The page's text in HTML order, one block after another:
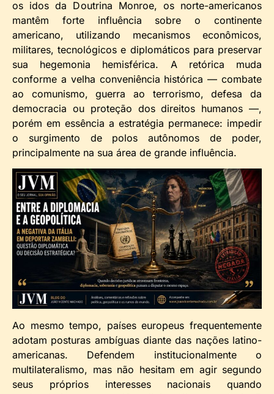
os idos da Doutrina Monroe, os norte-americanos
mantêm forte influência sobre o continente
americano, utilizando mecanismos econômicos,
militares, tecnológicos e diplomáticos para preservar
sua hegemonia hemisférica. A retórica muda
conforme a velha conveniência histórica — combate
ao comunismo, guerra ao terrorismo, defesa da
democracia ou proteção dos direitos humanos —,
porém em essência a estratégia permanece: impedir
o surgimento de polos autônomos de poder,
principalmente na sua área de grande influência.
Ao mesmo tempo, países europeus frequentemente
adotam posturas ambíguas diante das nações latino-
americanas. Defendem institucionalmente o
multilateralismo, mas não hesitam em agir segundo
seus próprios interesses nacionais quando